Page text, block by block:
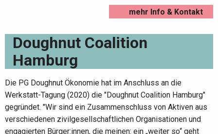
mehr Info & Kontakt
Doughnut Coalition
Hamburg
Die PG Doughnut Ökonomie hat im Anschluss an die
Werkstatt-Tagung (2020) die "Doughnut Coalition Hamburg"
gegründet. "Wir sind ein Zusammenschluss von Aktiven aus
verschiedenen zivilgesellschaftlichen Organisationen und
engagierten Bürger:innen, die meinen: ein „weiter so“ geht